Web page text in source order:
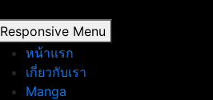
Responsive Menu
หน้าแรก
เกี่ยวกับเรา
Manga